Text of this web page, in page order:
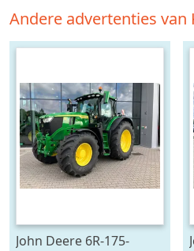
Andere advertenties van
John Deere 6R-175-